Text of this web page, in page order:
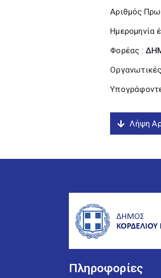
Αριθμός
Ημερομηνία
Φορέας :
Λήψη
Πληροφορίες